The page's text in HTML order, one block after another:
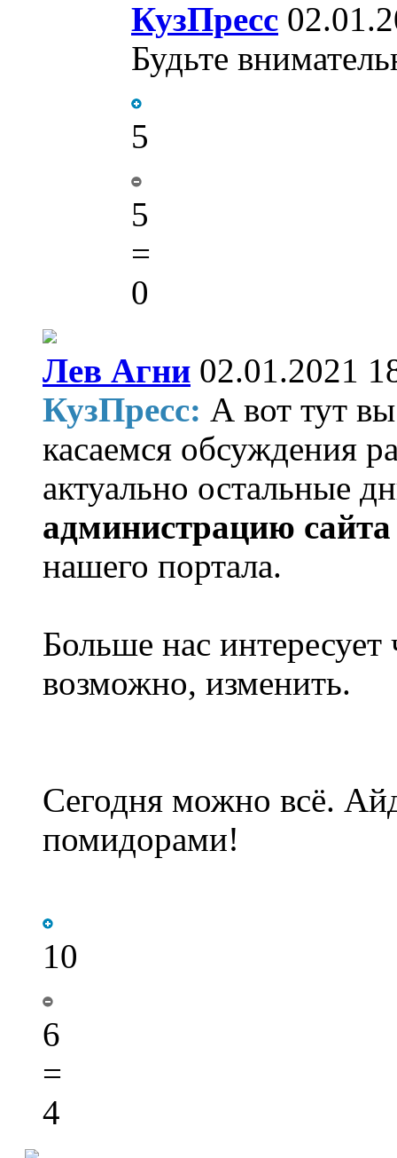
КузПресс
Будьте
5
5
=
0
Лев Агни 02.01.2021
КузПресс: А вот тут
касаемся обсуждения
актуально остальные
администрацию
нашего портала.
Больше нас интересует
возможно, изменить.
Сегодня можно всё.
помидорами!
10
6
=
4